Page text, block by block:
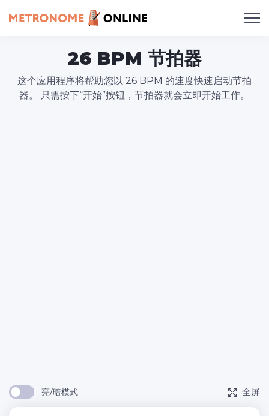
26 BPM 节拍器
这个应用程序将帮助您以 26 BPM 的速度快速启动节拍
器。 只需按下“开始”按钮，节拍器就会立即开始工作。
亮/暗模式 全屏